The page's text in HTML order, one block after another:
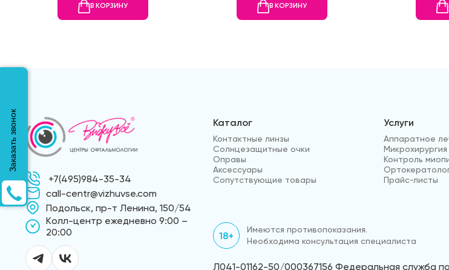
В КОРЗИНУ В КОРЗИНУ
+7(495)984-35-34
call-centr@vizhuvse.com
Подольск, пр-т Ленина, 150/54
Kолл-центр ежедневно 9:00 –
20:00
Каталог
Контактные линзы
Солнцезащитные очки
Оправы
Аксессуары
Сопутствующие товары
Услуги
Аппаратное
Микрохирургия
Контроль
Прайс-листы
18+
Имеются противопоказания.
Необходима консультация специалиста
Л041-01162-50/000367156 Федеральная служба
Заказать звонок